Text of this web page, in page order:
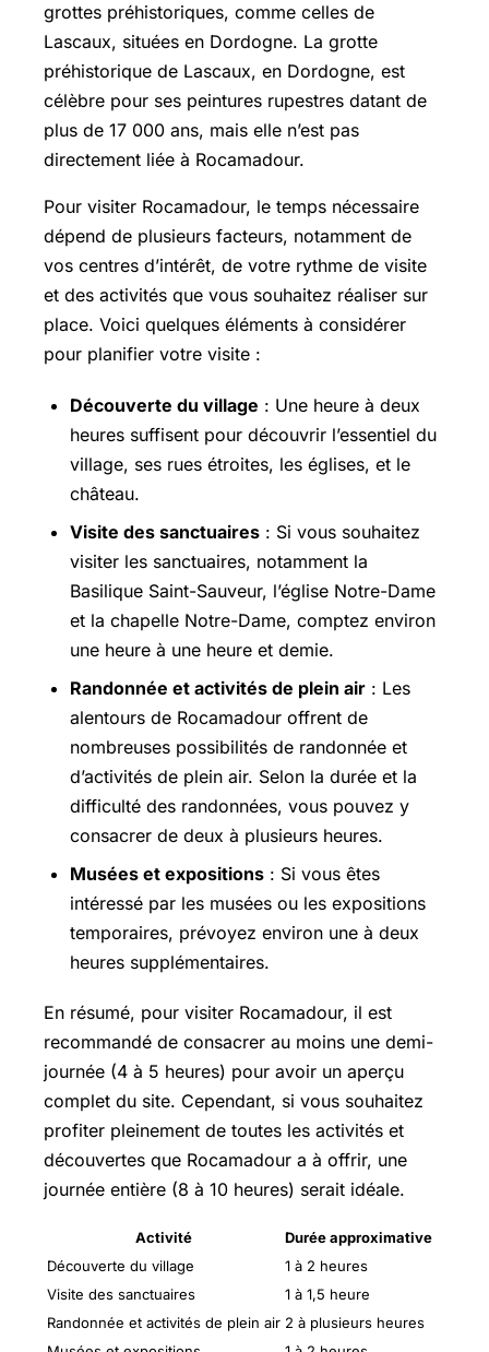
grottes préhistoriques, comme celles de
Lascaux, situées en Dordogne. La grotte
préhistorique de Lascaux, en Dordogne, est
célèbre pour ses peintures rupestres datant de
plus de 17 000 ans, mais elle n’est pas
directement liée à Rocamadour.
Pour visiter Rocamadour, le temps nécessaire
dépend de plusieurs facteurs, notamment de
vos centres d’intérêt, de votre rythme de visite
et des activités que vous souhaitez réaliser sur
place. Voici quelques éléments à considérer
pour planifier votre visite :
Découverte du village : Une heure à deux
heures suffisent pour découvrir l’essentiel du
village, ses rues étroites, les églises, et le
château.
Visite des sanctuaires : Si vous souhaitez
visiter les sanctuaires, notamment la
Basilique Saint-Sauveur, l’église Notre-Dame
et la chapelle Notre-Dame, comptez environ
une heure à une heure et demie.
Randonnée et activités de plein air : Les
alentours de Rocamadour offrent de
nombreuses possibilités de randonnée et
d’activités de plein air. Selon la durée et la
difficulté des randonnées, vous pouvez y
consacrer de deux à plusieurs heures.
Musées et expositions : Si vous êtes
intéressé par les musées ou les expositions
temporaires, prévoyez environ une à deux
heures supplémentaires.
En résumé, pour visiter Rocamadour, il est
recommandé de consacrer au moins une demi-
journée (4 à 5 heures) pour avoir un aperçu
complet du site. Cependant, si vous souhaitez
profiter pleinement de toutes les activités et
découvertes que Rocamadour a à offrir, une
journée entière (8 à 10 heures) serait idéale.
Activité
Durée approximative
Découverte du village
1 à 2 heures
Visite des sanctuaires
1 à 1,5 heure
Randonnée et activités de plein air 2 à plusieurs heures